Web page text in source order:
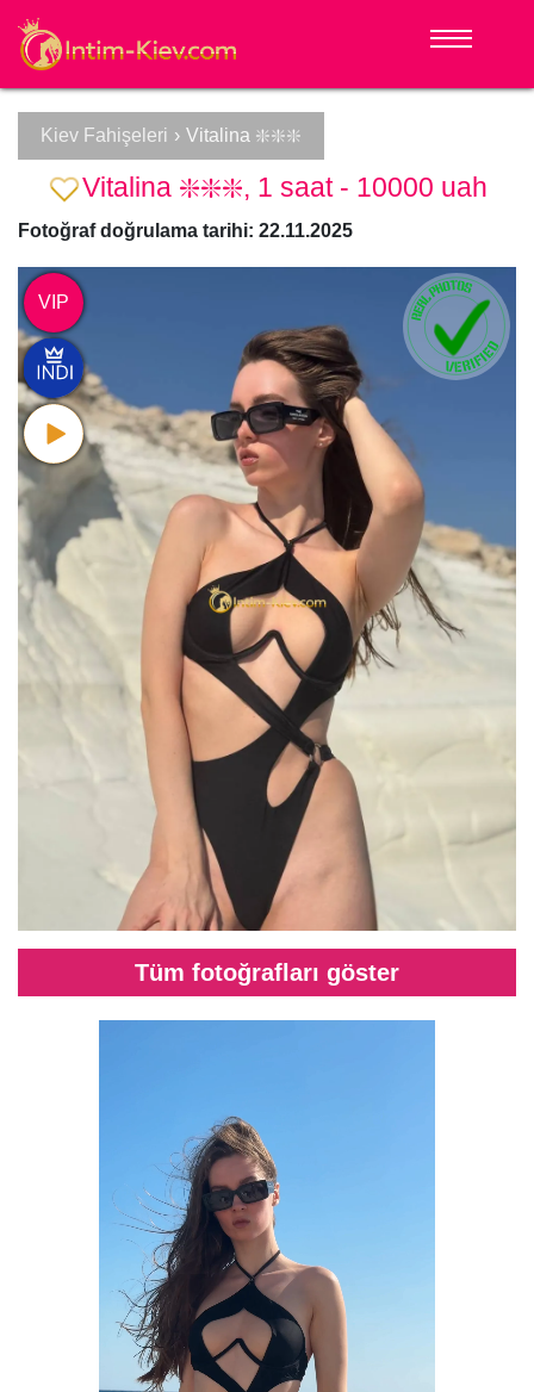
Kiev Fahişeleri › Vitalina ❇️❇️❇️
Vitalina ❇️❇️❇️, 1 saat - 10000 uah
Fotoğraf doğrulama tarihi: 22.11.2025
Tüm fotoğrafları göster
VIP